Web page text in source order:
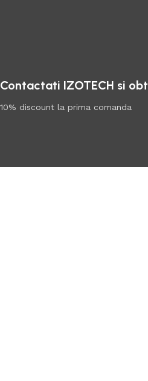
Contactati IZOTECH si
10% discount la prima comanda